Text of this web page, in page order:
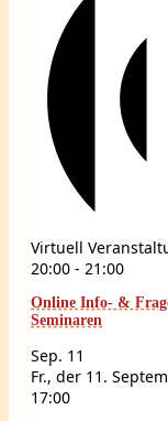
Virtuell
20:00 - 21:00
Online Info- &
Seminaren
Sep. 11
Fr., der 11.
17:00